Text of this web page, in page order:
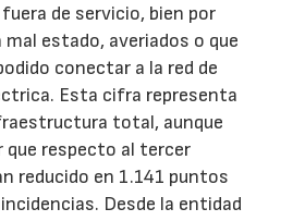
de servicio, bien por
estado, averiados o que
conectar a la red de
Esta cifra representa
total, aunque
que respecto al tercer
reducido en 1.141 puntos
Desde la entidad